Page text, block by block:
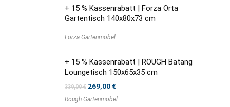
+ 15 % Kassenrabatt | Forza Orta
Gartentisch 140x80x73 cm
Forza Gartenmöbel
+ 15 % Kassenrabatt | ROUGH Batang
Loungetisch 150x65x35 cm
339,00€ Ursprünglicher
war:
269,00€Aktueller
ist:
Rough Gartenmöbel